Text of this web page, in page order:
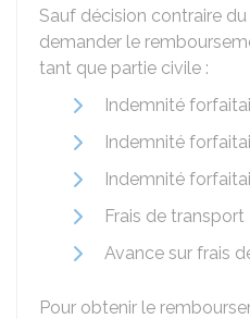
Sauf décision contraire
demander le
tant que partie civile :
Indemnité
Indemnité
Indemnité
Frais de transport
Avance sur frais
Pour obtenir le